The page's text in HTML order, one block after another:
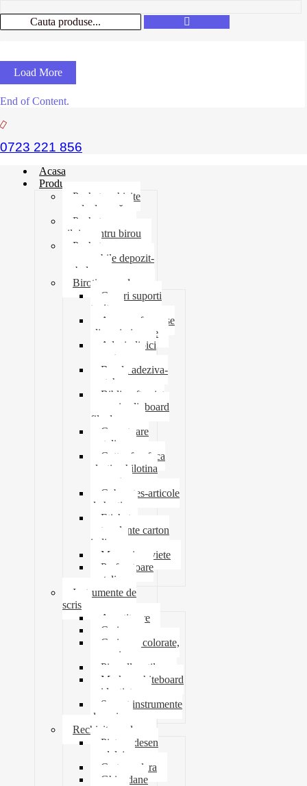
Load More
End of Content.
0723 221 856
Acasa
Produse
Pachet rechizite
școala de vară
Pachet necesar
zilnic pentru birou
Pachet
consumabile depozit-
ambalare
Birotica-produse
Cosuri suporti
tavite
Ace agrafe capse
clipsuri pioneze
Adeziv lipici
corectoare
Banda adeziva-
scotch
Biblioraft caiet
mecanic clipboard
file dosare
Capsatoare
metalice
Cutter foarfeca
elastic ghilotina
magnet
Cub notes-articole
de hartie
Etichete
autocolante carton
indigo
Mape si serviete
Perforatoare
metalice
Instrumente de
scris
Ascutitoare
Carioca
Creioane colorate,
mecanice
Pix roller stilou
Marker whiteboard
evidentiator
Suport instrumente
de scris
Rechizite scolare
Pictura desen
modelaj
Creta scolara
Ghiozdane